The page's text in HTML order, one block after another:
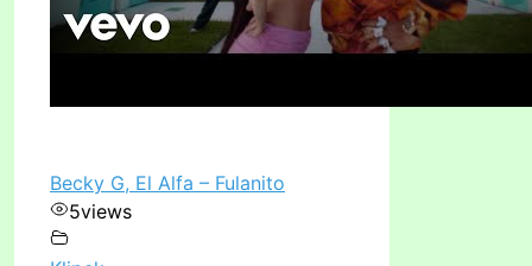
Becky G, El Alfa – Fulanito
5views